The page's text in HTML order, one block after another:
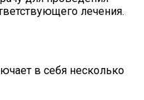
лечения.
в себя несколько